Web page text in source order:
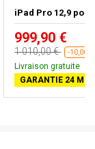
iPad Pro 12,9
999,90 €
1 010,00 € -10,00 €
Livraison gratuite
GARANTIE 24